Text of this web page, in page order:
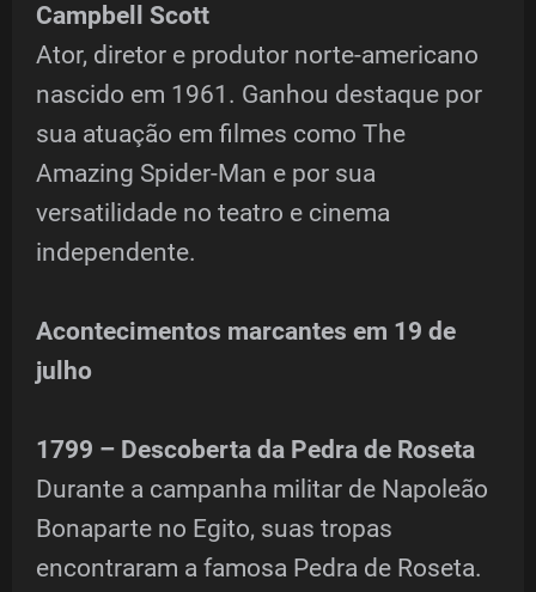
Campbell Scott
Ator, diretor e produtor norte-americano
nascido em 1961. Ganhou destaque por
sua atuação em filmes como The
Amazing Spider-Man e por sua
versatilidade no teatro e cinema
independente.
Acontecimentos marcantes em 19 de
julho
1799 – Descoberta da Pedra de Roseta
Durante a campanha militar de Napoleão
Bonaparte no Egito, suas tropas
encontraram a famosa Pedra de Roseta.